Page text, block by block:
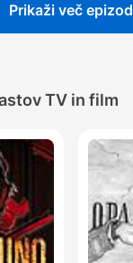
Prikaži več epizod
TV in film